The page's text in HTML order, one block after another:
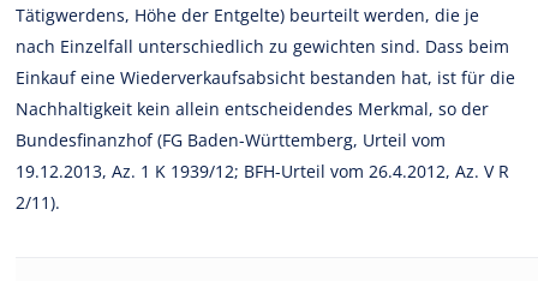
Tätigwerdens, Höhe der Entgelte) beurteilt werden, die je
nach Einzelfall unterschiedlich zu gewichten sind. Dass beim
Einkauf eine Wiederverkaufsabsicht bestanden hat, ist für die
Nachhaltigkeit kein allein entscheidendes Merkmal, so der
Bundesfinanzhof (FG Baden-Württemberg, Urteil vom
19.12.2013, Az. 1 K 1939/12; BFH-Urteil vom 26.4.2012, Az. V R
2/11).